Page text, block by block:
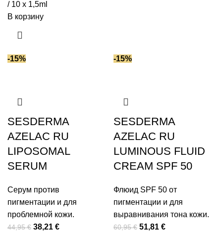
цена
составляла
/ 10 x 1,5ml
В корзину
-15%
SESDERMA
AZELAC RU
LIPOSOMAL
SERUM
Серум против
пигментации и для
проблемной кожи.
44,95€ Первоначальная
38,21 €Текущая
-15%
SESDERMA
AZELAC RU
LUMINOUS FLUID
CREAM SPF 50
Флюид SPF 50 от
пигментации и для
выравнивания тона кожи.
60,95€ Первоначальная
51,81 €Текущая